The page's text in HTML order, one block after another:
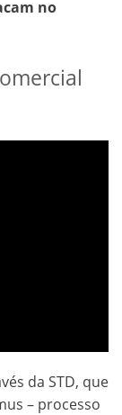
no
da STD, que
– processo